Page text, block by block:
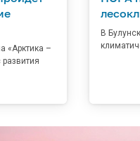
«Арктика –
В